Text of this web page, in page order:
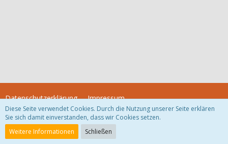
Datenschutzerklärung Impressum
Community-Software:
Diese Seite verwendet Cookies. Durch die Nutzung unserer Seite erklären
Sie sich damit einverstanden, dass wir Cookies setzen.
Weitere Informationen
Schließen